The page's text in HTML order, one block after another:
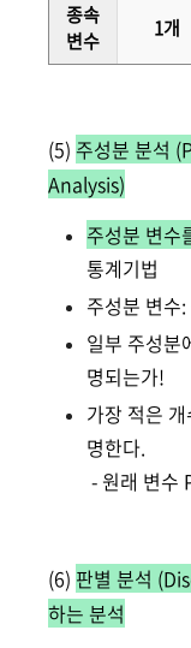
종속
변수
1개
(5) 주성분 분석
Analysis)
주성분 변수
통계기법
주성분 변수
일부 주성분
명되는가!
가장 적은
명한다.
- 원래 변수
(6) 판별 분석
하는 분석